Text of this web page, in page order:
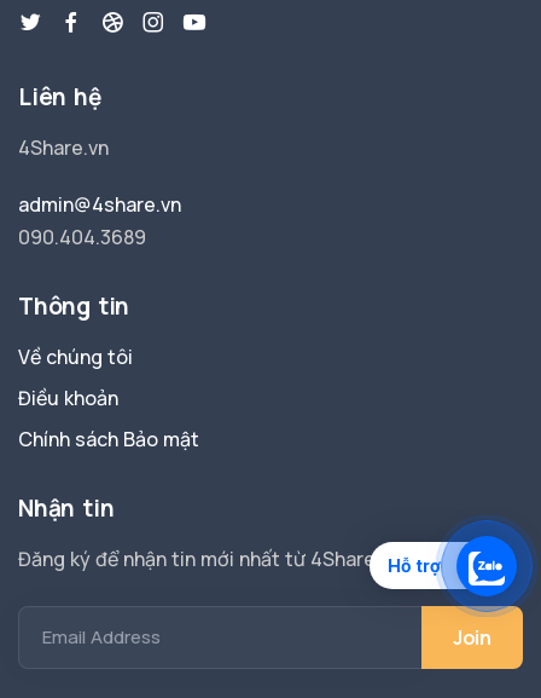
Liên hệ
4Share.vn
admin@4share.vn
090.404.3689
Thông tin
Về chúng tôi
Điều khoản
Chính sách Bảo mật
Nhận tin
Đăng ký để nhận tin mới nhất từ 4Share.
Email Address
Hỗ trợ